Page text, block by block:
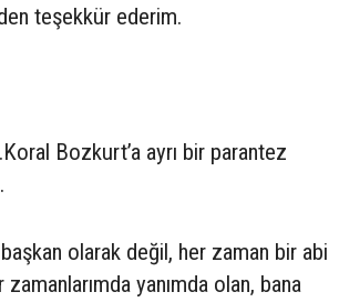
teşekkür ederim.
Bozkurt’a ayrı bir parantez
olarak değil, her zaman bir abi
yanımda olan, bana